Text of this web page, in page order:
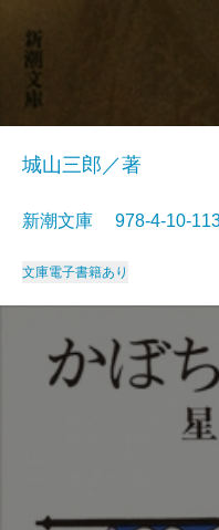
城山三郎／著
新潮文庫 978-4-10-
文庫電子書籍あり